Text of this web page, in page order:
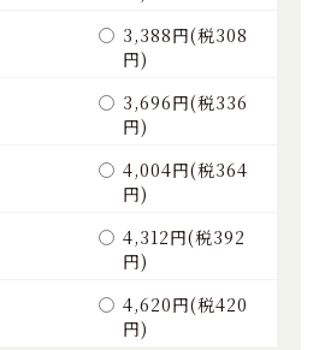
3,388円(税308
円)
3,696円(税336
円)
4,004円(税364
円)
4,312円(税392
円)
4,620円(税420
円)